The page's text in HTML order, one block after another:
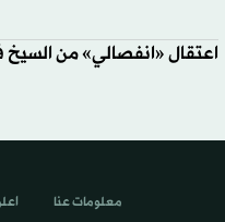
اعتقال «انفصالي» من السيخ
معلومات عنا